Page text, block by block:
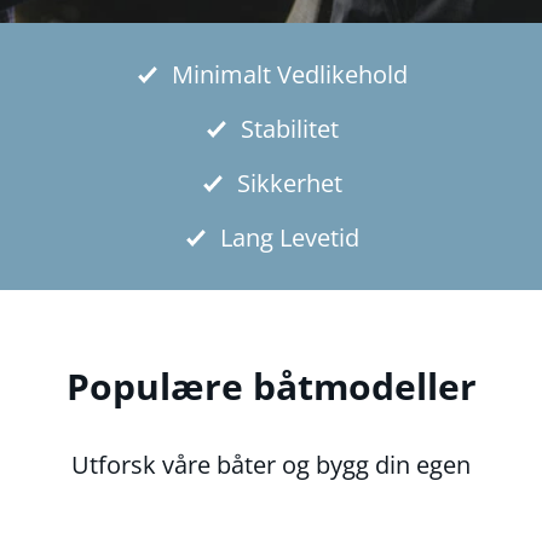
Minimalt Vedlikehold
Stabilitet
Sikkerhet
Lang Levetid
Populære båtmodeller
Utforsk våre båter og bygg din egen